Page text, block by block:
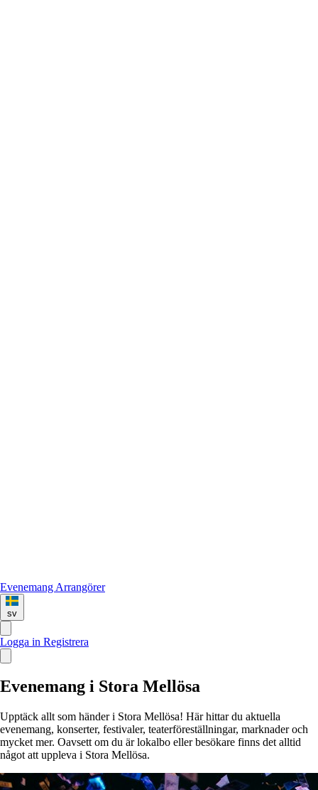
Evenemang Arrangörer
sv
Logga in Registrera
Evenemang i Stora Mellösa
Upptäck allt som händer i Stora Mellösa! Här hittar du aktuella
evenemang, konserter, festivaler, teaterföreställningar, marknader och
mycket mer. Oavsett om du är lokalbo eller besökare finns det alltid
något att uppleva i Stora Mellösa.